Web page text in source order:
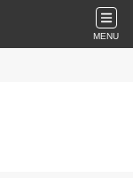
MENU